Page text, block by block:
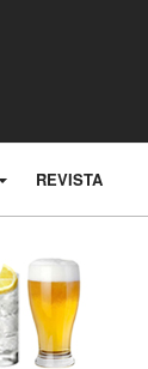
REVISTA